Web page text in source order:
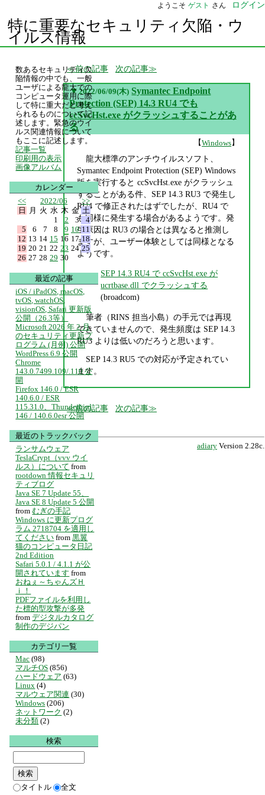
ようこそ ゲスト さん ログイン
特に重要なセキュリティ欠陥・ウ
イルス情報
前の記事 次の記事
▼ 2022/06/09(木) Symantec Endpoint
Protection (SEP) 14.3 RU4 でも
ccSvcHst.exe がクラッシュすることがあ
る
【Windows】
龍大標準のアンチウイルスソフト、
Symantec Endpoint Protection (SEP) Windows
版を実行すると ccSvcHst.exe がクラッシュ
することがある件、SEP 14.3 RU3 で発生し
RU4 で修正されたはずでしたが、RU4 で
も同様に発生する場合があるようです。発
生原因は RU3 の場合とは異なると推測し
ますが、ユーザー体験としては同様となる
ようです。
SEP 14.3 RU4 で ccSvcHst.exe が
ucrtbase.dll でクラッシュする
(broadcom)
筆者（RINS 担当小島）の手元では再現
できていませんので、発生頻度は SEP 14.3
RU3 よりは低いのだろうと思います。
SEP 14.3 RU5 での対応が予定されてい
ます。
前の記事 次の記事
adiary Version 2.28c.
数あるセキュリティ欠
陥情報の中でも、一般
ユーザによる龍大での
コンピュータ運用に際
して特に重大だと考え
られるものについて記
述します。緊急のウイ
ルス関連情報について
もここに記述します。
記事一覧
印刷用の表示
画像アルバム
カレンダー
<<
2022/06
>>
日
月 火 水 木 金 土
1
2 3
4
5
6 7 8 9 10 11
12 13 14 15 16 17 18
19 20 21 22 23 24 25
26 27 28 29 30
最近の記事
iOS / iPadOS, macOS,
tvOS, watchOS,
visionOS, Safari 更新版
公開（26.3等）
Microsoft 2026 年 2 月
のセキュリティ更新プ
ログラム (月例) 公開
WordPress 6.9 公開
Chrome
143.0.7499.109/.110 公
開
Firefox 146.0 / ESR
140.6.0 / ESR
115.31.0、Thunderbird
146 / 140.6.0esr 公開
最近のトラックバック
ランサムウェア
TeslaCrypt（vvv ウイ
ルス）について from
rootdown 情報セキュリ
ティブログ
Java SE 7 Update 55、
Java SE 8 Update 5 公開
from むぎの手記
Windows に更新プログ
ラム 2718704 を適用し
てください from 黒翼
猫のコンピュータ日記
2nd Edition
Safari 5.0.1 / 4.1.1 が公
開されています from
おねぇ～ちゃんズＨ
ｉ！
PDFファイルを利用し
た標的型攻撃が多発
from デジタルカタログ
制作のデジパン
カテゴリ一覧
Mac (98)
マルチOS (856)
ハードウェア (63)
Linux (4)
マルウェア関連 (30)
Windows (206)
ネットワーク (2)
未分類 (2)
検索
タイトル 全文